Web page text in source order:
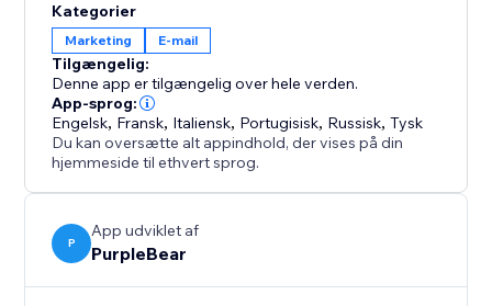
Integrer problemfrit dine formulare med Mailchimp
med bare få klik. Applikationen tilbyder en fuldt
tilpasselig form-interface, der gør det enkelt at udvide
dine e-maillister. Hver ny abonnent tilføjes
øjeblikkeligt til din Mailchimp-konto, så du nemt kan
sende mails, kampagner, nyhedsbreve og mere.
Mailchimp-appen giver en problemfri og effektiv
måde at vokse din e-mailliste på, alt sammen gennem
et smukt og intuitivt interface.
Kategorier
Marketing E-mail
Tilgængelig:
Denne app er tilgængelig over hele verden.
App-sprog:
Engelsk, Fransk, Italiensk, Portugisisk, Russisk,Tysk
Du kan oversætte alt appindhold, der vises på din
hjemmeside til ethvert sprog.
P
App udviklet af
PurpleBear